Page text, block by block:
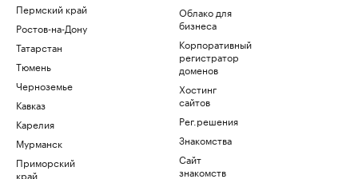
Пермский край
Ростов-на-Дону
Татарстан
Тюмень
Черноземье
Кавказ
Карелия
Мурманск
Приморский
край
Облако для
бизнеса
Корпоративный
регистратор
доменов
Хостинг
сайтов
Рег.решения
Знакомства
Сайт
знакомств